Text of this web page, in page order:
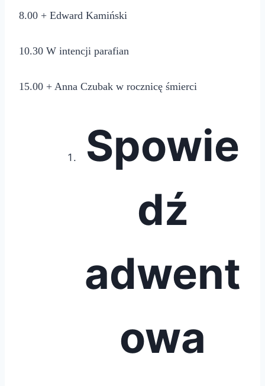
8.00 + Edward Kamiński
10.30 W intencji parafian
15.00 + Anna Czubak w rocznicę śmierci
Spowie
dź
adwent
owa